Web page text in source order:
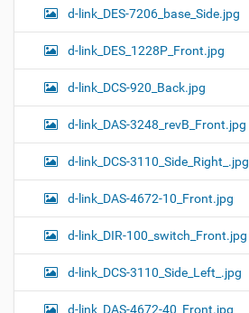
d-link_DES-7206_base_Side.jpg
d-link_DES_1228P_Front.jpg
d-link_DCS-920_Back.jpg
d-link_DAS-3248_revB_Front.jpg
d-link_DCS-3110_Side_Right_.jpg
d-link_DAS-4672-10_Front.jpg
d-link_DIR-100_switch_Front.jpg
d-link_DCS-3110_Side_Left_.jpg
d-link_DAS-4672-40_Front.jpg